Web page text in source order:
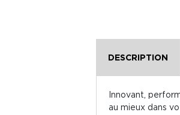
DESCRIPTION
Innovant,
au mieux dans